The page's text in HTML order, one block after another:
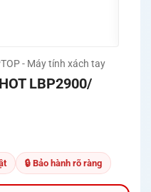
- Máy tính xách tay
LBP2900/
🔒 Bảo hành rõ ràng